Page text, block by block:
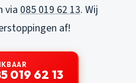
via 085 019 62 13. Wij
af!
019 62 13